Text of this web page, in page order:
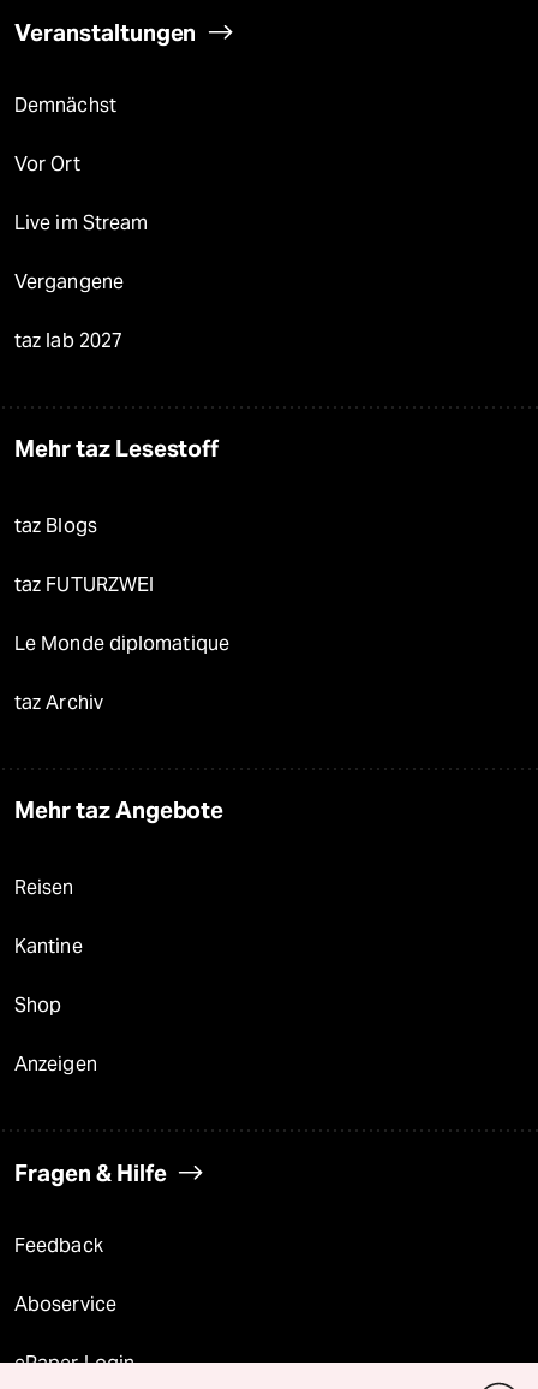
Veranstaltungen
Demnächst
Vor Ort
Live im Stream
Vergangene
taz lab 2027
Mehr taz Lesestoff
taz Blogs
taz FUTURZWEI
Le Monde diplomatique
taz Archiv
Mehr taz Angebote
Reisen
Kantine
Shop
Anzeigen
Fragen & Hilfe
Feedback
Aboservice
ePaper Login